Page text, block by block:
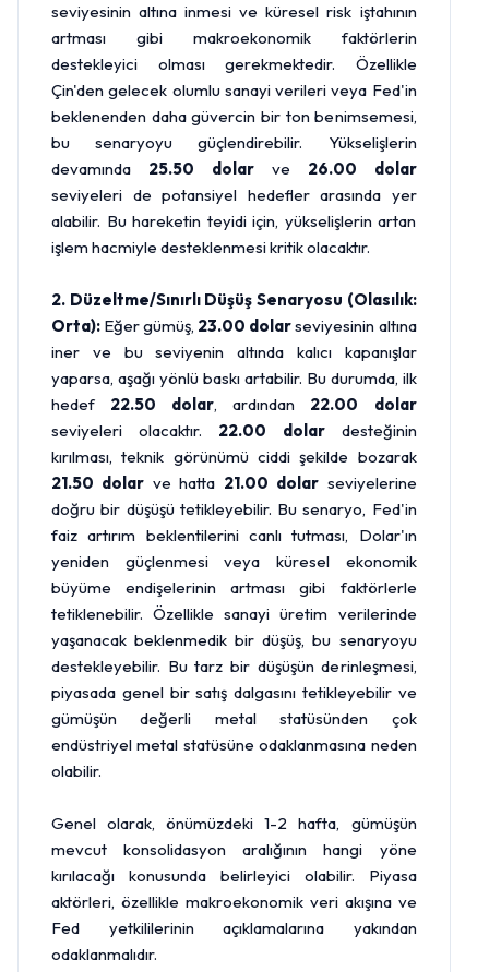
seviyesinin altına inmesi ve küresel risk iştahının
artması gibi makroekonomik faktörlerin
destekleyici olması gerekmektedir. Özellikle
Çin'den gelecek olumlu sanayi verileri veya Fed'in
beklenenden daha güvercin bir ton benimsemesi,
bu senaryoyu güçlendirebilir. Yükselişlerin
devamında 25.50 dolarve 26.00 dolar
seviyeleri de potansiyel hedefler arasında yer
alabilir. Bu hareketin teyidi için, yükselişlerin artan
işlem hacmiyle desteklenmesi kritik olacaktır.
2. Düzeltme/Sınırlı Düşüş Senaryosu (Olasılık:
Orta): Eğer gümüş, 23.00 dolarseviyesinin altına
iner ve bu seviyenin altında kalıcı kapanışlar
yaparsa, aşağı yönlü baskı artabilir. Bu durumda, ilk
hedef 22.50 dolar, ardından 22.00 dolar
seviyeleri olacaktır. 22.00 dolardesteğinin
kırılması, teknik görünümü ciddi şekilde bozarak
21.50 dolar ve hatta 21.00 dolar seviyelerine
doğru bir düşüşü tetikleyebilir. Bu senaryo, Fed'in
faiz artırım beklentilerini canlı tutması, Dolar'ın
yeniden güçlenmesi veya küresel ekonomik
büyüme endişelerinin artması gibi faktörlerle
tetiklenebilir. Özellikle sanayi üretim verilerinde
yaşanacak beklenmedik bir düşüş, bu senaryoyu
destekleyebilir. Bu tarz bir düşüşün derinleşmesi,
piyasada genel bir satış dalgasını tetikleyebilir ve
gümüşün değerli metal statüsünden çok
endüstriyel metal statüsüne odaklanmasına neden
olabilir.
Genel olarak, önümüzdeki 1-2 hafta, gümüşün
mevcut konsolidasyon aralığının hangi yöne
kırılacağı konusunda belirleyici olabilir. Piyasa
aktörleri, özellikle makroekonomik veri akışına ve
Fed yetkililerinin açıklamalarına yakından
odaklanmalıdır.